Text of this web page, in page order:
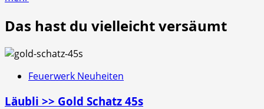
Das hast du vielleicht versäumt
Feuerwerk Neuheiten
Läubli >> Gold Schatz 45s